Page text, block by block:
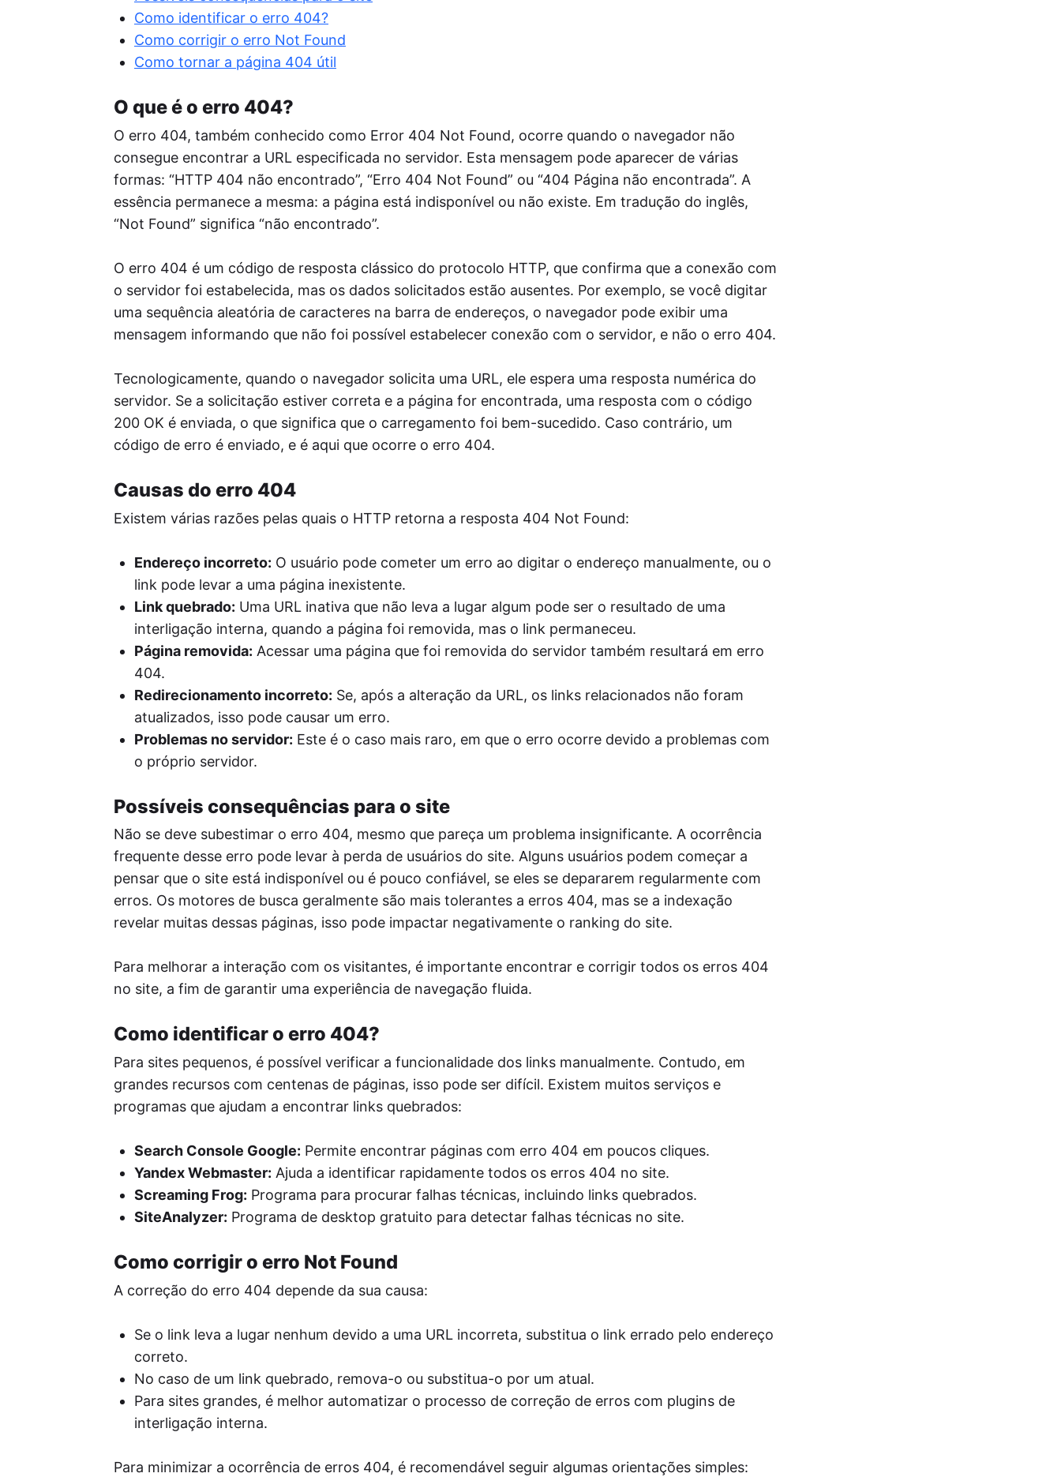
o alcance do público.
redação de textos e a análise de dados.
Como identificar o erro 404?
Como corrigir o erro Not Found
Como tornar a página 404 útil
O que é o erro 404?
O erro 404, também conhecido como Error 404 Not Found, ocorre quando o navegador não
consegue encontrar a URL especificada no servidor. Esta mensagem pode aparecer de várias
formas: “HTTP 404 não encontrado”, “Erro 404 Not Found” ou “404 Página não encontrada”. A
essência permanece a mesma: a página está indisponível ou não existe. Em tradução do inglês,
“Not Found” significa “não encontrado”.
O erro 404 é um código de resposta clássico do protocolo HTTP, que confirma que a conexão com
o servidor foi estabelecida, mas os dados solicitados estão ausentes. Por exemplo, se você digitar
uma sequência aleatória de caracteres na barra de endereços, o navegador pode exibir uma
mensagem informando que não foi possível estabelecer conexão com o servidor, e não o erro 404.
Tecnologicamente, quando o navegador solicita uma URL, ele espera uma resposta numérica do
servidor. Se a solicitação estiver correta e a página for encontrada, uma resposta com o código
200 OK é enviada, o que significa que o carregamento foi bem-sucedido. Caso contrário, um
código de erro é enviado, e é aqui que ocorre o erro 404.
Causas do erro 404
Existem várias razões pelas quais o HTTP retorna a resposta 404 Not Found:
Endereço incorreto: O usuário pode cometer um erro ao digitar o endereço manualmente, ou o
link pode levar a uma página inexistente.
Link quebrado: Uma URL inativa que não leva a lugar algum pode ser o resultado de uma
interligação interna, quando a página foi removida, mas o link permaneceu.
Página removida: Acessar uma página que foi removida do servidor também resultará em erro
404.
Redirecionamento incorreto: Se, após a alteração da URL, os links relacionados não foram
atualizados, isso pode causar um erro.
Problemas no servidor: Este é o caso mais raro, em que o erro ocorre devido a problemas com
o próprio servidor.
Possíveis consequências para o site
Não se deve subestimar o erro 404, mesmo que pareça um problema insignificante. A ocorrência
frequente desse erro pode levar à perda de usuários do site. Alguns usuários podem começar a
pensar que o site está indisponível ou é pouco confiável, se eles se depararem regularmente com
erros. Os motores de busca geralmente são mais tolerantes a erros 404, mas se a indexação
revelar muitas dessas páginas, isso pode impactar negativamente o ranking do site.
Para melhorar a interação com os visitantes, é importante encontrar e corrigir todos os erros 404
no site, a fim de garantir uma experiência de navegação fluida.
Como identificar o erro 404?
Para sites pequenos, é possível verificar a funcionalidade dos links manualmente. Contudo, em
grandes recursos com centenas de páginas, isso pode ser difícil. Existem muitos serviços e
programas que ajudam a encontrar links quebrados:
Search Console Google: Permite encontrar páginas com erro 404 em poucos cliques.
Yandex Webmaster: Ajuda a identificar rapidamente todos os erros 404 no site.
Screaming Frog: Programa para procurar falhas técnicas, incluindo links quebrados.
SiteAnalyzer: Programa de desktop gratuito para detectar falhas técnicas no site.
Como corrigir o erro Not Found
A correção do erro 404 depende da sua causa:
Se o link leva a lugar nenhum devido a uma URL incorreta, substitua o link errado pelo endereço
correto.
No caso de um link quebrado, remova-o ou substitua-o por um atual.
Para sites grandes, é melhor automatizar o processo de correção de erros com plugins de
interligação interna.
Para minimizar a ocorrência de erros 404, é recomendável seguir algumas orientações simples: